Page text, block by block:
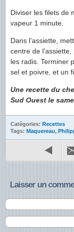
Diviser les filets de
vapeur 1 minute.
Dans l’assiette,
centre de
les radis. Terminer
sel et poivre, et un
Une recette du
Sud Ouest le
Catégories: Recettes
Tags: Maquereau,
Laisser un